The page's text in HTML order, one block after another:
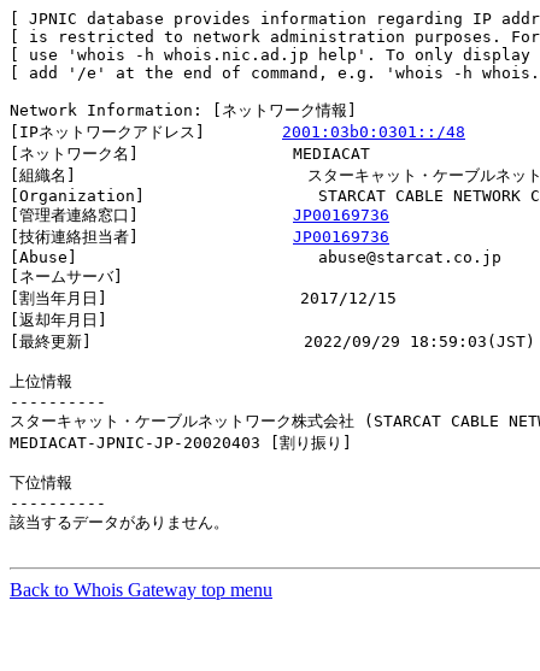
[ JPNIC database provides information regarding IP
[ is restricted to network administration purposes.
[ use 'whois -h whois.nic.ad.jp help'. To only
[ add '/e' at the end of command, e.g. 'whois -h
Network Information: [ネットワーク情報]
[IPネットワークアドレス] 2001:03b0:0301::/48
[ネットワーク名]                MEDIACAT
[組織名]                        スターキャット・ケーブルネットワ
[Organization]                  STARCAT CABLE NETWORK
[管理者連絡窓口] JP00169736
[技術連絡担当者] JP00169736
[Abuse]                         abuse@starcat.co.jp
[ネームサーバ]
[割当年月日]                    2017/12/15
[返却年月日]
[最終更新]                      2022/09/29 18:59:03(JST)
上位情報
----------
スターキャット・ケーブルネットワーク株式会社 (STARCAT CABLE
MEDIACAT-JPNIC-JP-20020403 [割
下位情報
----------
該当するデータがありません。
Back to Whois Gateway top menu